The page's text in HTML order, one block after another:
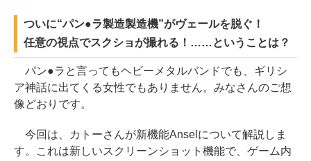
ついに“パン●ラ製造製造機”がヴェールを脱ぐ！
任意の視点でスクショが撮れる！……ということは？
パン●ラと言ってもヘビーメタルバンドでも、ギリシ
ア神話に出てくる女性でもありません。みなさんのご想
像どおりです。
今回は、カトーさんが新機能Anselについて解説しま
す。これは新しいスクリーンショット機能で、ゲーム内